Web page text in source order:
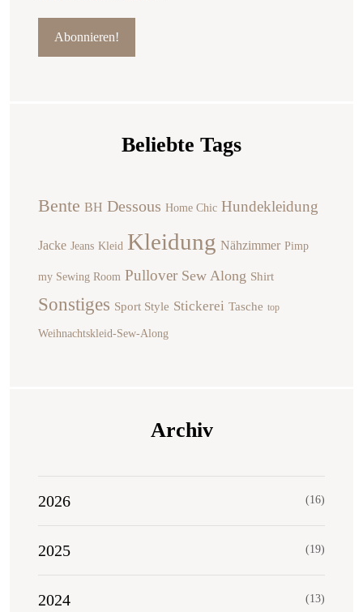
Beliebte Tags
Bente BH Dessous Home Chic Hundekleidung
Jacke Jeans Kleid Kleidung Nähzimmer Pimp
my Sewing Room Pullover Sew Along Shirt
Sonstiges Sport Style Stickerei Tasche top
Weihnachtskleid-Sew-Along
Archiv
2026 (16)
2025 (19)
2024 (13)